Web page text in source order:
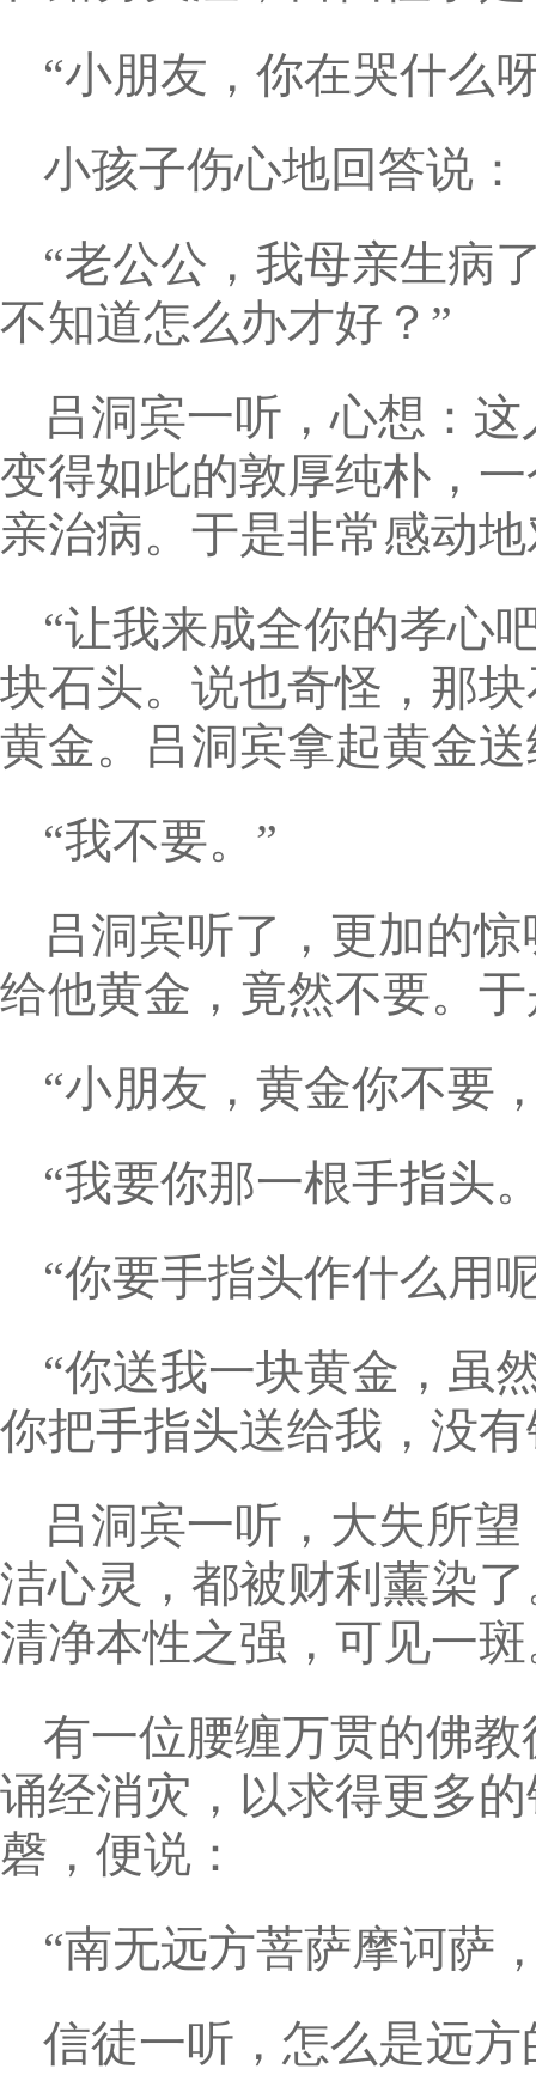
“小朋友，你在哭什么
小孩子伤心地回答说：
“老公公，我母亲生病
不知道怎么办才好？”
吕洞宾一听，心想：
变得如此的敦厚纯朴，
亲治病。于是非常感动
“让我来成全你的孝心
块石头。说也奇怪，那
黄金。吕洞宾拿起黄金
“我不要。”
吕洞宾听了，更加的
给他黄金，竟然不要。
“小朋友，黄金你不要
“我要你那一根手指头
“你要手指头作什么用
“你送我一块黄金，虽
你把手指头送给我，没
吕洞宾一听，大失所
洁心灵，都被财利薰染
清净本性之强，可见一
有一位腰缠万贯的佛
诵经消灾，以求得更多
磬，便说：
“南无远方菩萨摩诃萨
信徒一听，怎么是远